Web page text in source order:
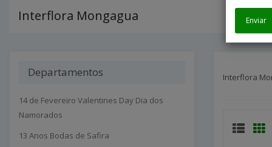
Interflora Mongagua
Departamentos
14 de Fevereiro Valentines Day Dia dos
Namorados
13 Anos Bodas de Safira
Interflora
Enviar